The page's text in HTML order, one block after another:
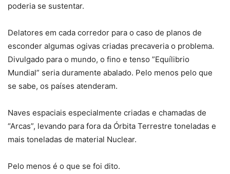
poderia se sustentar.
Delatores em cada corredor para o caso de planos de
esconder algumas ogivas criadas precaveria o problema.
Divulgado para o mundo, o fino e tenso ”Equílibrio
Mundial” seria duramente abalado. Pelo menos pelo que
se sabe, os países atenderam.
Naves espaciais especialmente criadas e chamadas de
“Arcas”, levando para fora da Órbita Terrestre toneladas e
mais toneladas de material Nuclear.
Pelo menos é o que se foi dito.